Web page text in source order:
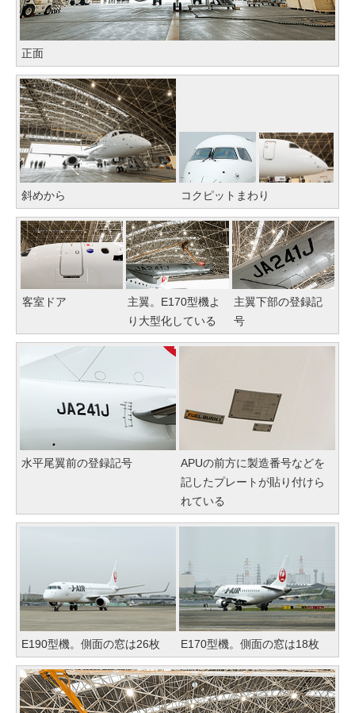
正面
斜めから コクピットまわり
客室ドア
主翼。E170型機よ
り大型化している
主翼下部の登録記
号
水平尾翼前の登録記号
APUの前方に製造番号などを
記したプレートが貼り付けら
れている
E190型機。側面の窓は26枚 E170型機。側面の窓は18枚